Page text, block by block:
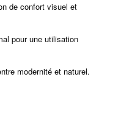
de confort visuel et
pour une utilisation
modernité et naturel.